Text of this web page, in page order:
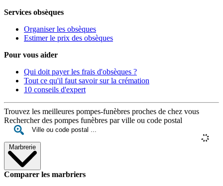
Services obsèques
Organiser les obsèques
Estimer le prix des obsèques
Pour vous aider
Qui doit payer les frais d'obsèques ?
Tout ce qu'il faut savoir sur la crémation
10 conseils d'expert
Trouvez les meilleures pompes-funèbres proches de chez vous
Rechercher des pompes funèbres par ville ou code postal
Marbrerie
Comparer les marbriers